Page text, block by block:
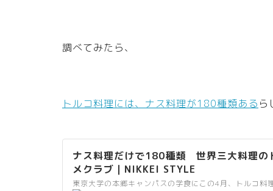
nk
/>
調べてみたら、
トルコ料理には、ナス料理が180種類ある ら
ナス料理だけで180種類 世界三大料理の
メクラブ｜NIKKEI STYLE